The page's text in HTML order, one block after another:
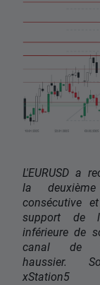
L'EURUSD a
la
consécutive
support de
inférieure de
canal de
haussier.
xStation5